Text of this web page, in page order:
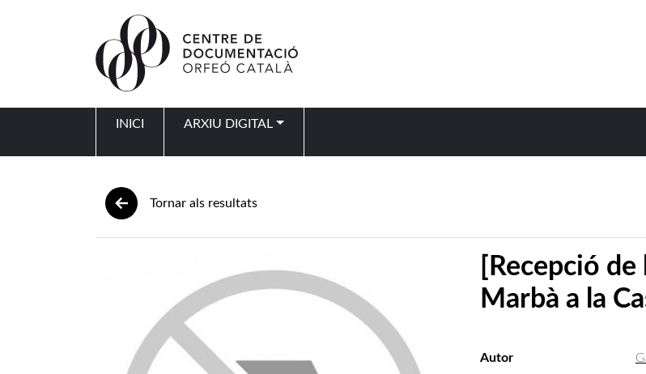
INICI ARXIU DIGITAL
Tornar als resultats
[Recepció
Marbà a la
Autor